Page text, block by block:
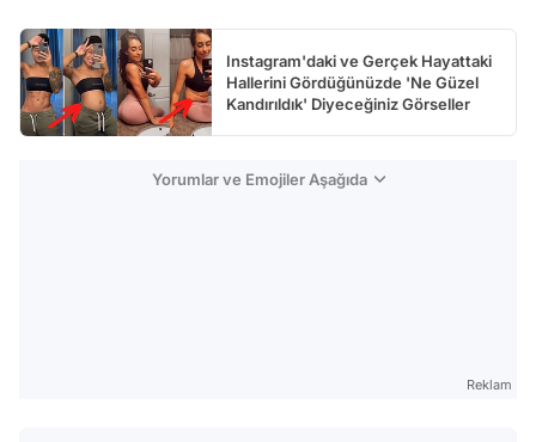
Instagram'daki ve Gerçek Hayattaki
Hallerini Gördüğünüzde 'Ne Güzel
Kandırıldık' Diyeceğiniz Görseller
Yorumlar ve Emojiler Aşağıda
Reklam